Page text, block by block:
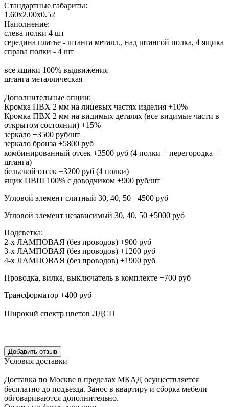
Стандартные габариты:
1.60х2.00х0.52
Наполнение:
слева полки 4 шт
середина платье - штанга металл., над штангой полка, 4 ящика
справа полки - 4 шт
все ящики 100% выдвижения
штанга металлическая
Дополнительные опции:
Кромка ПВХ 2 мм на лицевых частях изделия +10%
Кромка ПВХ 2 мм на видимых деталях (все видимые части в
открытом состоянии) +15%
зеркало +3500 руб/шт
зеркало бронза +5800 руб
комбинированный отсек +3500 руб (4 полки + перегородка +
штанга)
бельевой отсек +3200 руб (4 полки)
ящик ПВШ 100% с доводчиком +900 руб/шт
Угловой элемент слитный 30, 40, 50 +4500 руб
Угловой элемент независимый 30, 40, 50 +5000 руб
Подсветка:
2-х ЛАМПОВАЯ (без проводов) +900 руб
3-х ЛАМПОВАЯ (без проводов) +1200 руб
4-х ЛАМПОВАЯ (без проводов) +1900 руб
Проводка, вилка, выключатель в комплекте +700 руб
Трансформатор +400 руб
Широкий спектр цветов ЛДСП
Уcловия доcтавки
Доcтавка по Моcкве в пределах МКАД оcущеcтвляетcя
беcплатно до подъезда. Заноc в квартиру и cборка мебели
обговариваютcя дополнительно.